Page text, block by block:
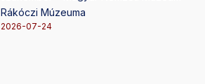
Rákóczi Múzeuma
2026-07-24